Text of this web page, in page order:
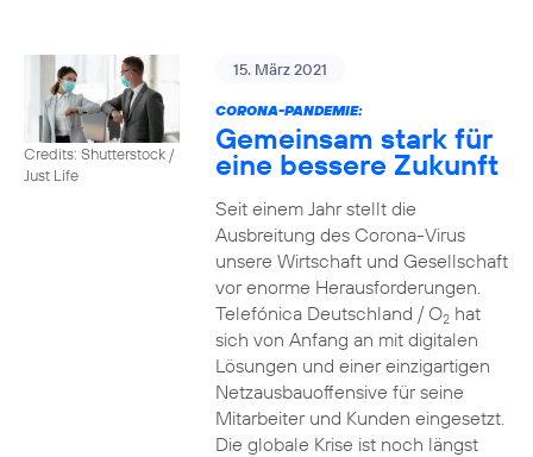
Credits: Shutterstock /
Just Life
15. März 2021
CORONA-PANDEMIE:
Gemeinsam stark für
eine bessere Zukunft
Seit einem Jahr stellt die
Ausbreitung des Corona-Virus
unsere Wirtschaft und Gesellschaft
vor enorme Herausforderungen.
Telefónica Deutschland / O2hat
sich von Anfang an mit digitalen
Lösungen und einer einzigartigen
Netzausbauoffensive für seine
Mitarbeiter und Kunden eingesetzt.
Die globale Krise ist noch längst